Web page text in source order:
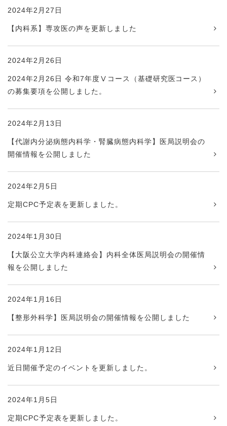
2024年2月27日
【内科系】専攻医の声を更新しました
2024年2月26日
2024年2月26日 令和7年度Ⅴコース（基礎研究医コース）
の募集要項を公開しました。
2024年2月13日
【代謝内分泌病態内科学・腎臓病態内科学】医局説明会の
開催情報を公開しました
2024年2月5日
定期CPC予定表を更新しました。
2024年1月30日
【大阪公立大学内科連絡会】内科全体医局説明会の開催情
報を公開しました
2024年1月16日
【整形外科学】医局説明会の開催情報を公開しました
2024年1月12日
近日開催予定のイベントを更新しました。
2024年1月5日
定期CPC予定表を更新しました。